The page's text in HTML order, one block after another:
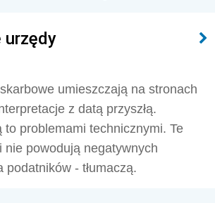
urzędy
umieszczają na stronach
z datą przyszłą.
to problemami technicznymi. Te
nie powodują negatywnych
podatników - tłumaczą.